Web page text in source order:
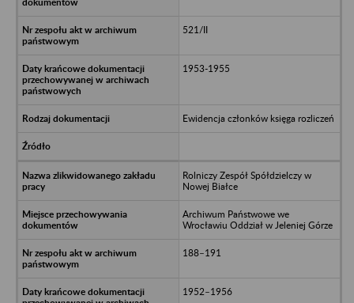
521/II
1953-1955
Ewidencja członków księga rozliczeń
Rolniczy Zespół Spółdzielczy w
Nowej Białce
Archiwum Państwowe we
Wrocławiu Oddział w Jeleniej Górze
188–191
1952–1956